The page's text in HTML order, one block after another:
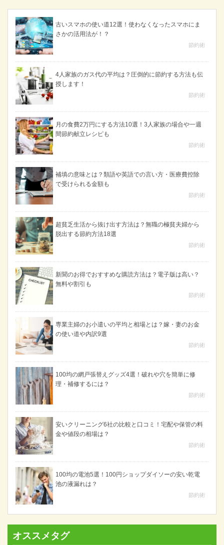
古いスマホの使い道12選！使わなくなったスマホにま
さかの活用法が！？
節約術
4人家族のガス代の平均は？圧倒的に節約する方法も伝
授します！
節約術
月の食費2万円にする方法10選！3人家族の場合や一週
間節約献立レシピも
節約術
補填の意味とは？類語や英語での言い方・医療費控除
で受けられる金額も
節約術
超貧乏生活から抜け出す方法は？無職の極貧夫婦から
脱出する節約方法18選
節約術
新聞のお得でおすすめな購読方法は？電子版は高い？
無料や割引も
節約術
専業主婦のお小遣いの平均と相場とは？嫁・妻のお金
の使い道や内訳9選
節約術
100均の網戸張替えグッズ4選！破れや穴を簡単に修
理・補修するには？
節約術
安いクリーニング6社の比較と口コミ！宅配や保管の料
金や値段の相場は？
節約術
100均の電池5選！100円ショップダイソーの安い乾電
池の液漏れは？
節約術
オススメタグ